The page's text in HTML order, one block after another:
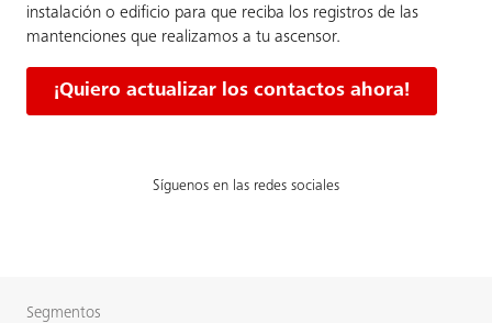
instalación o edificio para que reciba los registros de las
mantenciones que realizamos a tu ascensor.
¡Quiero actualizar los contactos ahora!
Síguenos en las redes sociales
Segmentos